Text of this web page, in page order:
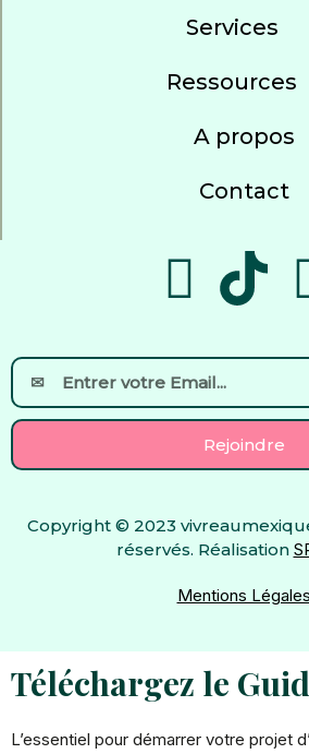
Services
Ressources
A propos
Contact
F
c
e
o
o
k
Email
Rejoindre
Copyright © 2023
réservés. Réalisation
Mentions Légales
Téléchargez le
L’essentiel pour démarrer votre projet